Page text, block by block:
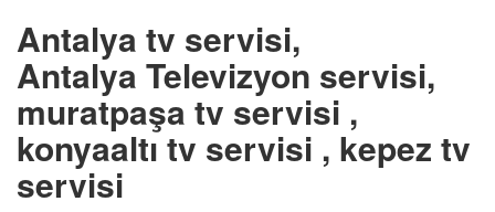
Antalya tv servisi,
Antalya Televizyon servisi,
muratpaşa tv servisi ,
konyaaltı tv servisi , kepez tv
servisi